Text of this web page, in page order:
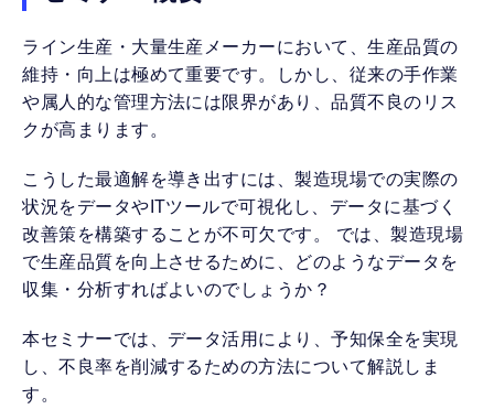
ライン生産・大量生産メーカーにおいて、生産品質の
維持・向上は極めて重要です。しかし、従来の手作業
や属人的な管理方法には限界があり、品質不良のリス
クが高まります。
こうした最適解を導き出すには、製造現場での実際の
状況をデータやITツールで可視化し、データに基づく
改善策を構築することが不可欠です。 では、製造現場
で生産品質を向上させるために、どのようなデータを
収集・分析すればよいのでしょうか？
本セミナーでは、データ活用により、予知保全を実現
し、不良率を削減するための方法について解説しま
す。